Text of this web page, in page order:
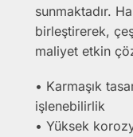
sunmaktadır.
birleştirerek,
maliyet etkin
• Karmaşık
işlenebilirlik
• Yüksek